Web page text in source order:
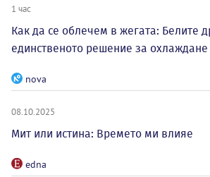
1 час
Как да се облечем в жегата: Белите
единственото решение за охлаждане
nova
08.10.2025
Мит или истина: Времето ми влияе
edna